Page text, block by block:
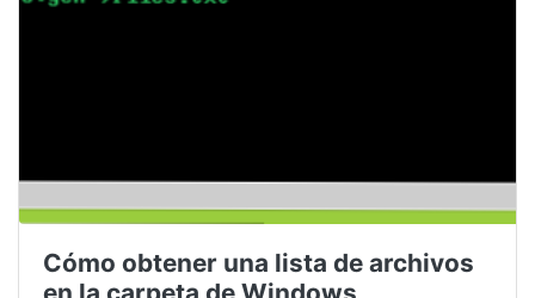
Cómo obtener una lista de archivos